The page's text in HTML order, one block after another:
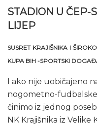
STADION U ČEP-
LIJEP
SUSRET KRAJIŠNIKA I
KUPA BIH -SPORTSKI
I ako nije uobičajeno
nogometno-
činimo iz jednog
NK Krajišnika iz Velike